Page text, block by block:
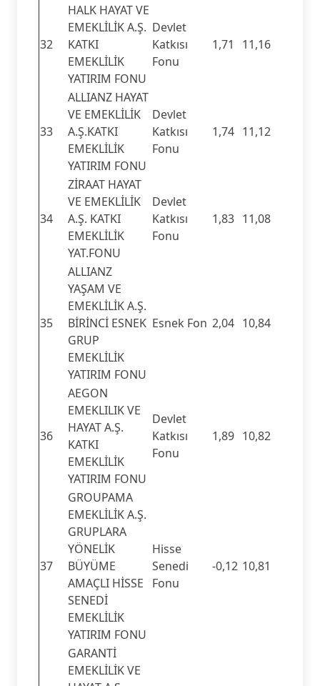
32
HALK HAYAT VE
EMEKLİLİK A.Ş.
KATKI
EMEKLİLİK
YATIRIM FONU
Devlet
Katkısı
Fonu
1,71 11,16
33
ALLIANZ HAYAT
VE EMEKLİLİK
A.Ş.KATKI
EMEKLİLİK
YATIRIM FONU
Devlet
Katkısı
Fonu
1,74 11,12
34
ZİRAAT HAYAT
VE EMEKLİLİK
A.Ş. KATKI
EMEKLİLİK
YAT.FONU
Devlet
Katkısı
Fonu
1,83 11,08
35
ALLIANZ
YAŞAM VE
EMEKLİLİK A.Ş.
BİRİNCİ ESNEK
GRUP
EMEKLİLİK
YATIRIM FONU
Esnek Fon 2,04 10,84
36
AEGON
EMEKLILIK VE
HAYAT A.Ş.
KATKI
EMEKLİLİK
YATIRIM FONU
Devlet
Katkısı
Fonu
1,89 10,82
37
GROUPAMA
EMEKLİLİK A.Ş.
GRUPLARA
YÖNELİK
BÜYÜME
AMAÇLI HİSSE
SENEDİ
EMEKLİLİK
YATIRIM FONU
Hisse
Senedi
Fonu
-0,12 10,81
GARANTİ
EMEKLİLİK VE